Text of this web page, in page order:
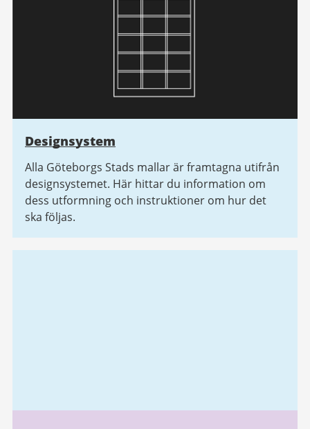
Designsystem
Alla Göteborgs Stads mallar är framtagna utifrån
designsystemet. Här hittar du information om
dess utformning och instruktioner om hur det
ska följas.